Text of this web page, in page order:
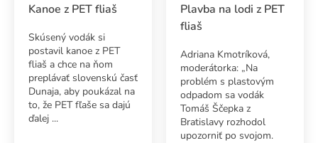
Kanoe z PET fliaš
Skúsený vodák si
postavil kanoe z PET
fliaš a chce na ňom
preplávať slovenskú časť
Dunaja, aby poukázal na
to, že PET fľaše sa dajú
ďalej ...
Plavba na lodi z PET
fliaš
Adriana Kmotríková,
moderátorka: „Na
problém s plastovým
odpadom sa vodák
Tomáš Ščepka z
Bratislavy rozhodol
upozorniť po svojom.